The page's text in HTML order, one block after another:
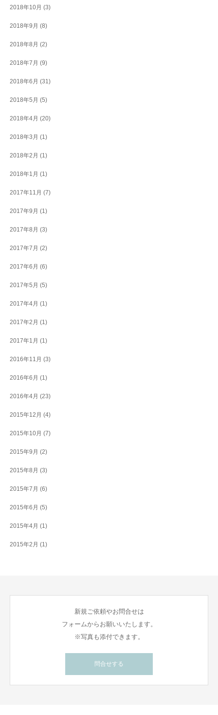
2018年10月 (3)
2018年9月 (8)
2018年8月 (2)
2018年7月 (9)
2018年6月 (31)
2018年5月 (5)
2018年4月 (20)
2018年3月 (1)
2018年2月 (1)
2018年1月 (1)
2017年11月 (7)
2017年9月 (1)
2017年8月 (3)
2017年7月 (2)
2017年6月 (6)
2017年5月 (5)
2017年4月 (1)
2017年2月 (1)
2017年1月 (1)
2016年11月 (3)
2016年6月 (1)
2016年4月 (23)
2015年12月 (4)
2015年10月 (7)
2015年9月 (2)
2015年8月 (3)
2015年7月 (6)
2015年6月 (5)
2015年4月 (1)
2015年2月 (1)
新規ご依頼やお問合せは
フォームからお願いいたします。
※写真も添付できます。
問合せする